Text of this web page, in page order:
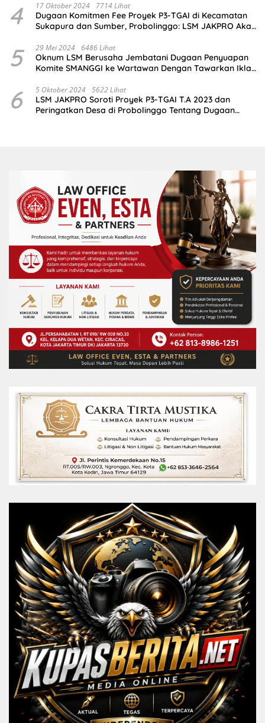
4 17 Oktober 2024 7714 Lihat
Dugaan Komitmen Fee Proyek P3-TGAI di Kecamatan
Sukapura dan Sumber, Probolinggo: LSM JAKPRO Akan
5 29 Mei 2024 6486 Lihat
Oknum LSM Berusaha Jembatani Dugaan Penyuapan
Komite SMANGGI ke Wartawan Dengan Tawarkan Iklan
6 5 Oktober 2024 5622 Lihat
LSM JAKPRO Soroti Proyek P3-TGAI T.A 2023 dan
Peringatkan Desa di Probolinggo Tentang Dugaan